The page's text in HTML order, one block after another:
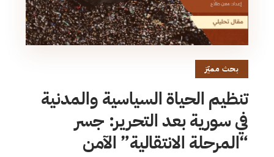
بحث مميّز
تنظيم الحياة السياسية والمدنية
في سورية بعد التحرير: جسر
“المرحلة الانتقالية” الآمن